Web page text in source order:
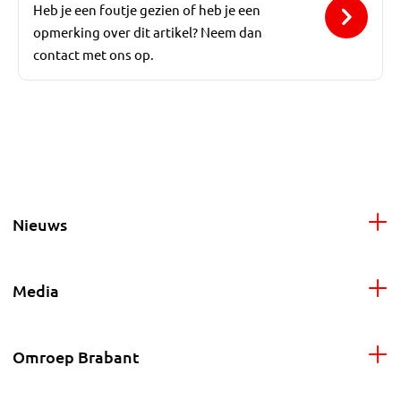
Heb je een foutje gezien of heb je een
opmerking over dit artikel? Neem dan
contact met ons op.
Nieuws
Media
Omroep Brabant